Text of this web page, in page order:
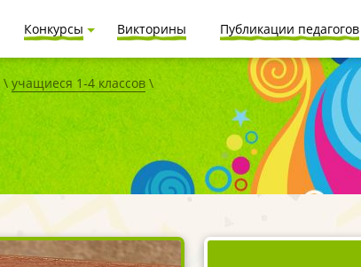
Конкурсы Викторины Публикации педагогов
\ учащиеся 1-4 классов \